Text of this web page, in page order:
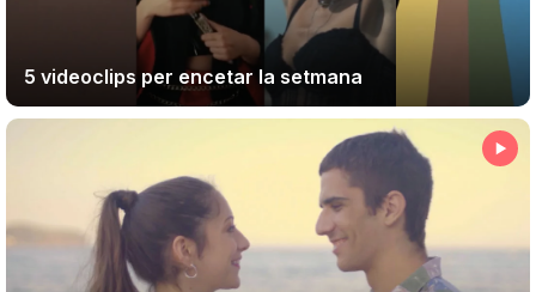
5 videoclips per encetar la setmana